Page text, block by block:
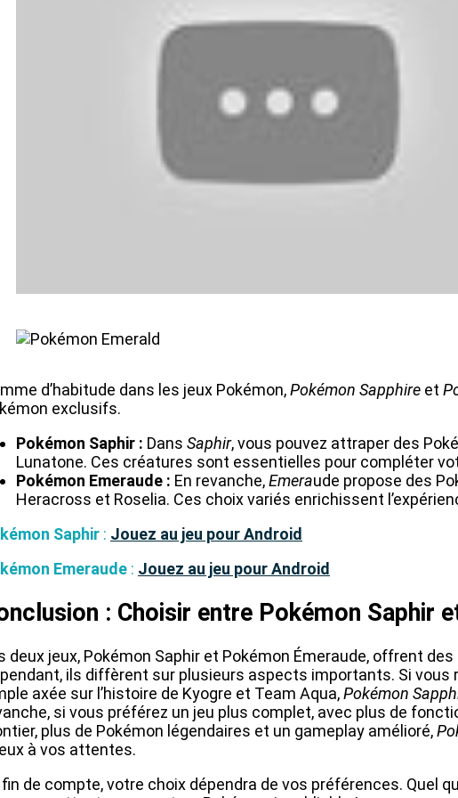
d’habitude dans les jeux Pokémon,Pokémon Sapphire et
exclusifs.
Pokémon Saphir : Dans Saphir, vous pouvez attraper des
Lunatone. Ces créatures sont essentielles pour compléter
Pokémon Emeraude : En revanche,Emeraude propose des
Heracross et Roselia. Ces choix variés enrichissent
Saphir : Jouez au jeu pour Android
Emeraude : Jouez au jeu pour Android
: Choisir entre Pokémon Saphir
deux jeux, Pokémon Saphir et Pokémon Émeraude, offrent
ils diffèrent sur plusieurs aspects importants. Si vous
axée sur l’histoire de Kyogre et Team Aqua,Pokémon
si vous préférez un jeu plus complet, avec plus de
plus de Pokémon légendaires et un gameplay amélioré,
à vos attentes.
fin de compte, votre choix dépendra de vos préférences. Quel